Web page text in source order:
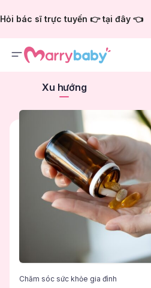
Hỏi bác sĩ trực tuyến 👉 tại đây 👈
Xu hướng
Chăm sóc sức khỏe gia đình